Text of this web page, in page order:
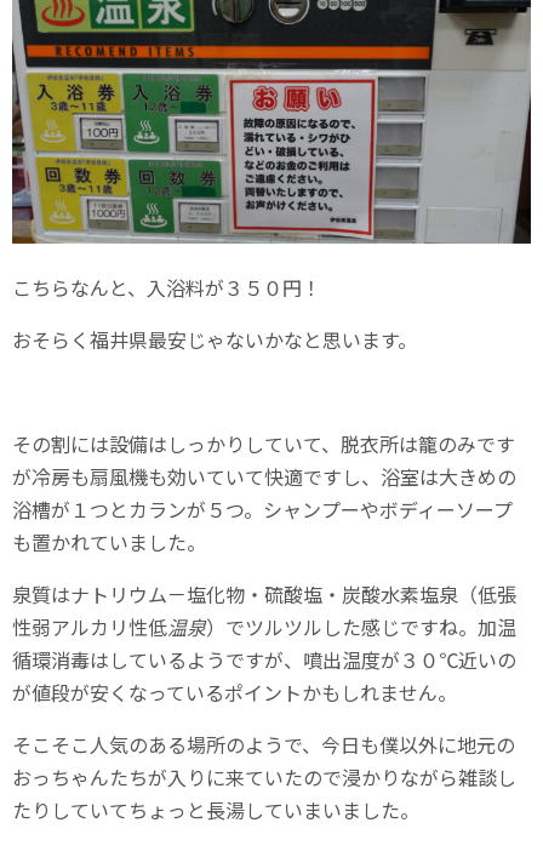
こちらなんと、入浴料が３５０円！
おそらく福井県最安じゃないかなと思います。
その割には設備はしっかりしていて、脱衣所は籠のみです
が冷房も扇風機も効いていて快適ですし、浴室は大きめの
浴槽が１つとカランが５つ。シャンプーやボディーソープ
も置かれていました。
泉質はナトリウム－塩化物・硫酸塩・炭酸水素塩泉（低張
性弱アルカリ性低温泉）でツルツルした感じですね。加温
循環消毒はしているようですが、噴出温度が３０℃近いの
が値段が安くなっているポイントかもしれません。
そこそこ人気のある場所のようで、今日も僕以外に地元の
おっちゃんたちが入りに来ていたので浸かりながら雑談し
たりしていてちょっと長湯していまいました。